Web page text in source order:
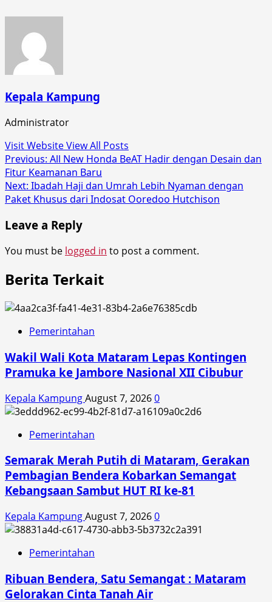
Kepala Kampung
Administrator
Visit WebsiteView All Posts
Post
navigation
Previous: All New Honda BeAT Hadir dengan Desain dan
Fitur Keamanan Baru
Next: Ibadah Haji dan Umrah Lebih Nyaman dengan
Paket Khusus dari Indosat Ooredoo Hutchison
Leave a Reply
You must be logged in to post a comment.
Berita Terkait
Pemerintahan
Wakil Wali Kota Mataram Lepas Kontingen
Pramuka ke Jambore Nasional XII Cibubur
Kepala KampungAugust 7, 20260
Pemerintahan
Semarak Merah Putih di Mataram, Gerakan
Pembagian Bendera Kobarkan Semangat
Kebangsaan Sambut HUT RI ke-81
Kepala KampungAugust 7, 20260
Pemerintahan
Ribuan Bendera, Satu Semangat : Mataram
Gelorakan Cinta Tanah Air